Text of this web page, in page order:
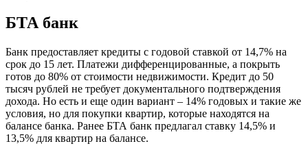
БТА банк
Банк предоставляет кредиты с годовой ставкой от 14,7% на
срок до 15 лет. Платежи дифференцированные, а покрыть
готов до 80% от стоимости недвижимости. Кредит до 50
тысяч рублей не требует документального подтверждения
дохода. Но есть и еще один вариант – 14% годовых и такие же
условия, но для покупки квартир, которые находятся на
балансе банка. Ранее БТА банк предлагал ставку 14,5% и
13,5% для квартир на балансе.